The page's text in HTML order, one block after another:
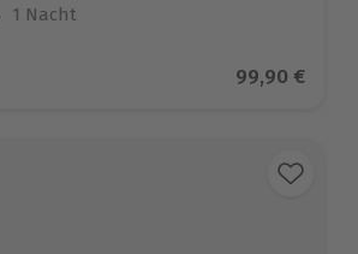
1 Nacht
basierend auf 6 BewertungenAktueller
99,90 €